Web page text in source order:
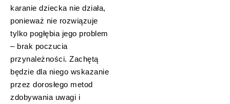
karanie dziecka nie działa,
ponieważ nie rozwiązuje
tylko pogłębia jego problem
– brak poczucia
przynależności. Zachętą
będzie dla niego wskazanie
przez dorosłego metod
zdobywania uwagi i